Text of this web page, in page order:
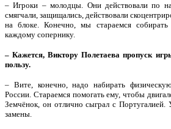
– Игроки – молодцы. Они действовали по
смягчали, защищались, действовали
на блоке. Конечно, мы стараемся
каждому сопернику.
– Кажется, Виктору Полетаева пропуск
пользу.
– Вите, конечно, надо набирать
России. Стараемся помогать ему, чтобы
Земчёнок, он отлично сыграл с Португалией.
замены.